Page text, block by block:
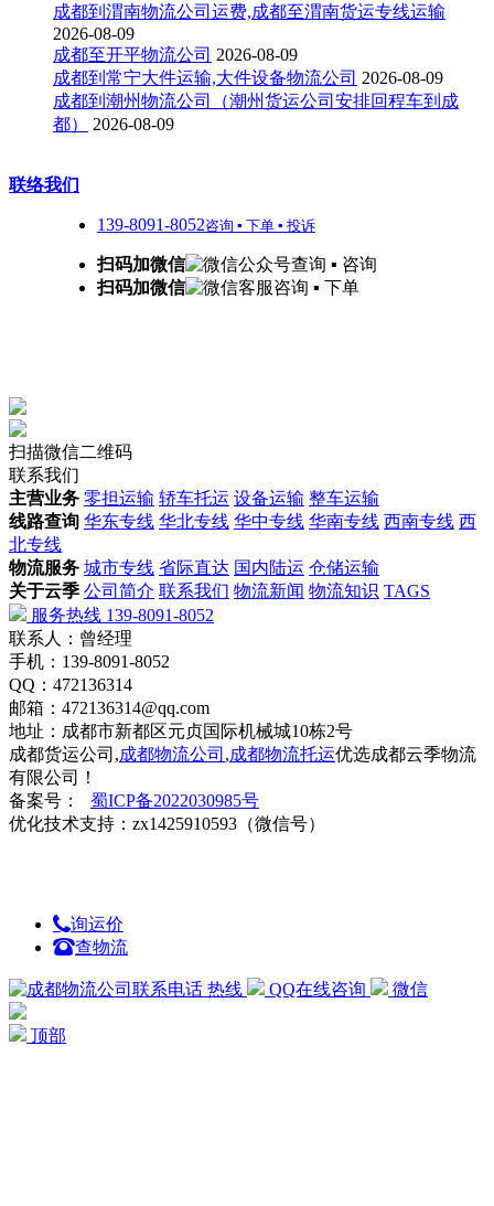
成都到渭南物流公司运费,成都至渭南货运专线运输
2026-08-09
成都至开平物流公司 2026-08-09
成都到常宁大件运输,大件设备物流公司 2026-08-09
成都到潮州物流公司（潮州货运公司安排回程车到成
都）
2026-08-09
联络我们
139-8091-8052咨询 ▪ 下单 ▪ 投诉
扫码加微信
查询 ▪ 咨询
扫码加微信
咨询 ▪ 下单
扫描微信二维码
联系我们
主营业务 零担运输 轿车托运 设备运输 整车运输
线路查询 华东专线 华北专线 华中专线 华南专线 西南专线 西
北专线
物流服务 城市专线 省际直达 国内陆运 仓储运输
关于云季 公司简介 联系我们 物流新闻 物流知识 TAGS
服务热线 139-8091-8052
联系人：曾经理
手机：139-8091-8052
QQ：472136314
邮箱：472136314@qq.com
地址：成都市新都区元贞国际机械城10栋2号
成都货运公司,成都物流公司 ,成都物流托运优选成都云季物流
有限公司！
备案号：
蜀ICP备2022030985号
优化技术支持：zx1425910593（微信号）
询运价
查物流
热线 QQ在线咨询 微信
顶部